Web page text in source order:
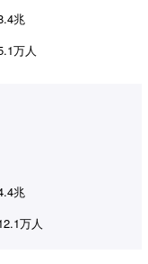
兆
万人
兆
万人